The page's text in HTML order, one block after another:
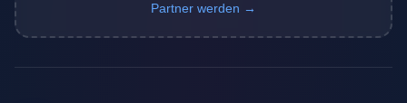
Partner werden →